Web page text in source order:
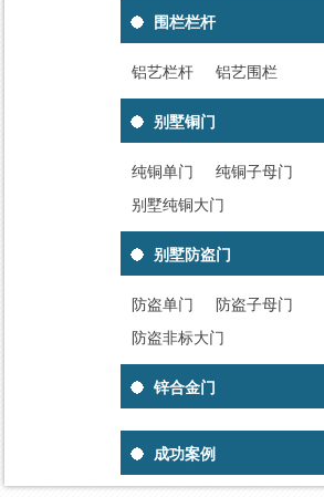
围栏栏杆
铝艺栏杆 铝艺围栏
别墅铜门
纯铜单门
纯铜子母门
别墅纯铜大门
别墅防盗门
防盗单门
防盗子母门
防盗非标大门
锌合金门
成功案例